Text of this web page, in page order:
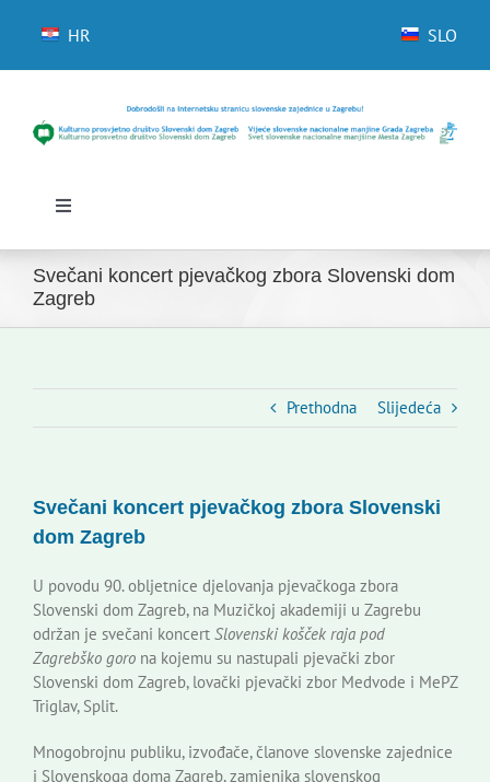
HR SLO
Toggle
Početna
Novosti
Slovenski dom Zagreb
Svečani koncert pjevačkog zbora Slovenski dom
Zagreb
Prethodna Slijedeća
Svečani koncert pjevačkog zbora Slovenski
dom Zagreb
U povodu 90. obljetnice djelovanja pjevačkoga zbora
Slovenski dom Zagreb, na Muzičkoj akademiji u Zagrebu
održan je svečani koncert Slovenski košček raja pod
Zagrebško goro na kojemu su nastupali pjevački zbor
Slovenski dom Zagreb, lovački pjevački zbor Medvode i MePZ
Triglav, Split.
Mnogobrojnu publiku, izvođače, članove slovenske zajednice
i Slovenskoga doma Zagreb, zamjenika slovenskog